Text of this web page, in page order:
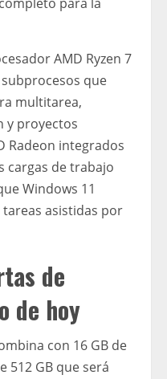
para la
AMD Ryzen 7
que
multitarea,
y proyectos
Radeon integrados
cargas de trabajo
Windows 11
asistidas por
de
de hoy
con 16 GB de
512 GB que será